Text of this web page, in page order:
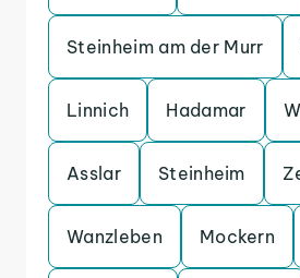
Steinheim am der Murr
Linnich Hadamar
Asslar Steinheim
Wanzleben Mockern